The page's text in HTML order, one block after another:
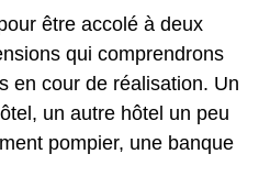
être accolé à deux
qui comprendrons
en cour de réalisation. Un
un autre hôtel un peu
pompier, une banque